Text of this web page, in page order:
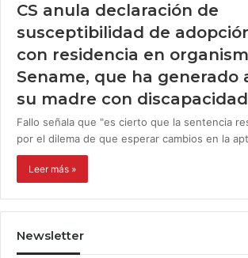
CS anula declaración de
susceptibilidad de
con residencia en
Sename, que ha generado
su madre con discapacidad
Fallo señala que "es cierto que la sentencia
por el dilema de que esperar cambios en la
Leer más »
Newsletter